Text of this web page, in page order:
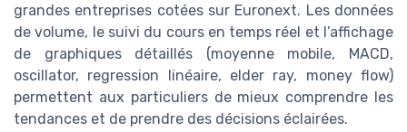
grandes entreprises cotées sur Euronext. Les données
de volume, le suivi du cours en temps réel et l’affichage
de graphiques détaillés (moyenne mobile, MACD,
oscillator, regression linéaire, elder ray, money flow)
permettent aux particuliers de mieux comprendre les
tendances et de prendre des décisions éclairées.